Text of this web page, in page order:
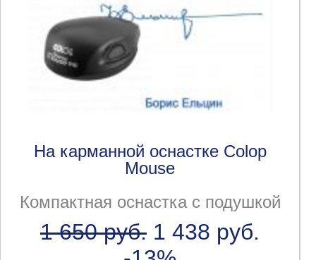
На карманной оснастке Colop
Mouse
Компактная оснастка с подушкой
1 650 руб. 1 438 руб.